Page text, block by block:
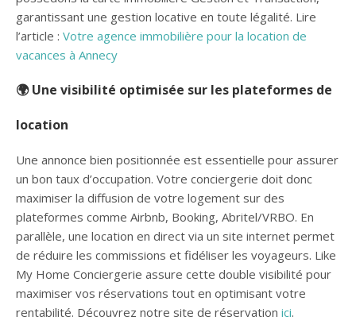
garantissant une gestion locative en toute légalité. Lire
l’article : Votre agence immobilière pour la location de
vacances à Annecy
🌍 Une visibilité optimisée sur les plateformes de
location
Une annonce bien positionnée est essentielle pour assurer
un bon taux d’occupation. Votre conciergerie doit donc
maximiser la diffusion de votre logement sur des
plateformes comme Airbnb, Booking, Abritel/VRBO. En
parallèle, une location en direct via un site internet permet
de réduire les commissions et fidéliser les voyageurs. Like
My Home Conciergerie assure cette double visibilité pour
maximiser vos réservations tout en optimisant votre
rentabilité. Découvrez notre site de réservation ici.